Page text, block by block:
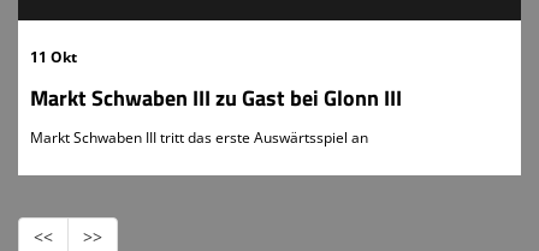
11 Okt
Markt Schwaben III zu Gast bei Glonn III
Markt Schwaben III tritt das erste Auswärtsspiel an
<< >>